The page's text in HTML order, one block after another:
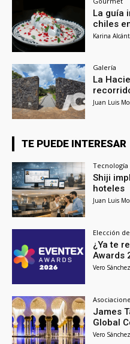
La guía
chiles
Karina
Galería
La
Juan Luis
TE PUEDE INTERESAR
Tecnología
Shiji
hoteles
Juan Luis
Elección
¿Ya te
Awards
Vero
James
Global
Vero